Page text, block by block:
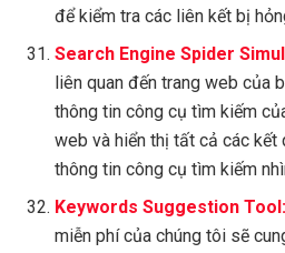
để kiểm tra các liên kết bị
Search Engine Spider
liên quan đến trang web của
thông tin công cụ tìm kiếm
web và hiển thị tất cả các kết
thông tin công cụ tìm kiếm
Keywords Suggestion Tool:
miễn phí của chúng tôi sẽ